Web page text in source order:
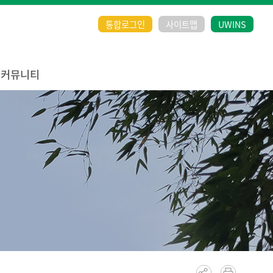
통합로그인 사이트맵 UWINS
커뮤니티